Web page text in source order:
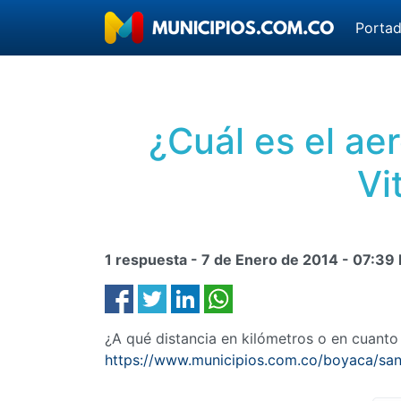
¿Cuál es el
1 respuesta - 7 de Enero de 2014 - 07:39
¿A qué distancia en kilómetros o en
https://www.municipios.com.co/boyaca/